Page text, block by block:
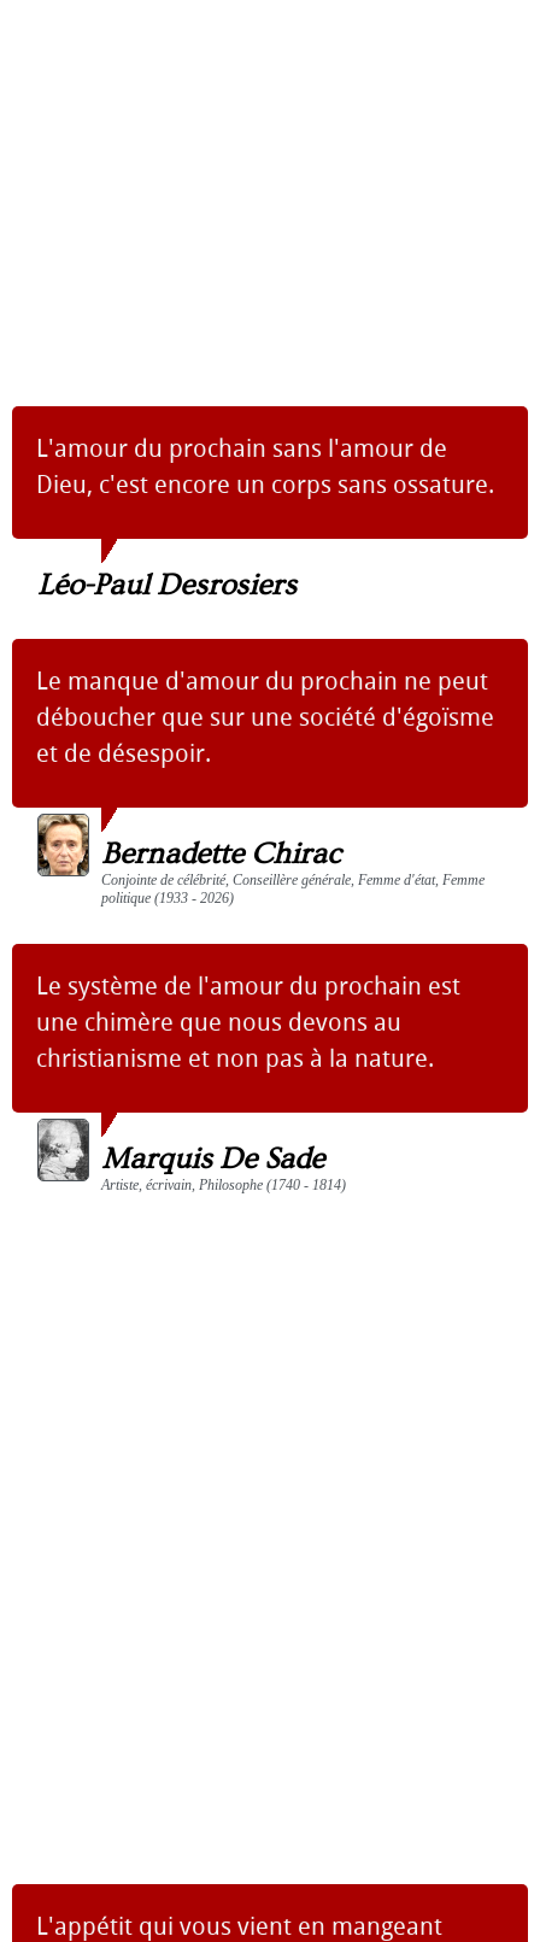
L'amour du prochain sans l'amour de
Dieu, c'est encore un corps sans ossature.
Léo-Paul Desrosiers
Le manque d'amour du prochain ne peut
déboucher que sur une société d'égoïsme
et de désespoir.
Bernadette Chirac
Conjointe de célébrité, Conseillère générale, Femme d'état, Femme
politique (1933 - 2026)
Le système de l'amour du prochain est
une chimère que nous devons au
christianisme et non pas à la nature.
Marquis De Sade
Artiste, écrivain, Philosophe (1740 - 1814)
L'appétit qui vous vient en mangeant